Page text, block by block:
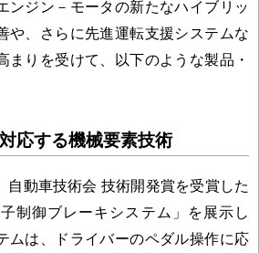
ジン－モータの新たなハイブリッ
や、さらに先進運転支援システムな
まりを受けて、以下のような製品・
応する機械要素技術
動車技術会 技術開発賞を受賞した
制御ブレーキシステム」を展示し
ムは、ドライバーのペダル操作に応